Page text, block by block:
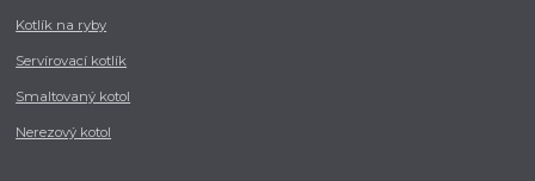
Kotlík na ryby
Servírovací kotlík
Smaltovaný kotol
Nerezový kotol